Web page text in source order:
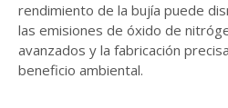
rendimiento de la bujía puede
las emisiones de óxido de
avanzados y la fabricación
beneficio ambiental.